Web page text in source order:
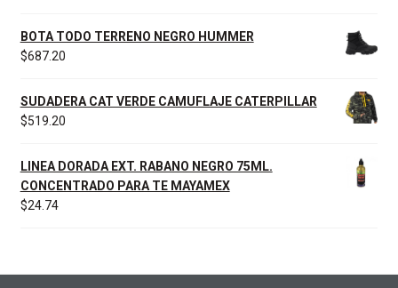
BOTA TODO TERRENO NEGRO HUMMER
$687.20
SUDADERA CAT VERDE CAMUFLAJE CATERPILLAR
$519.20
LINEA DORADA EXT. RABANO NEGRO 75ML.
CONCENTRADO PARA TE MAYAMEX
$24.74